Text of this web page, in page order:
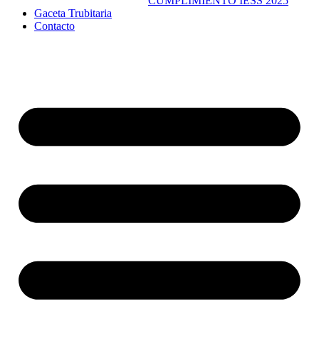
Gaceta Trubitaria
Contacto